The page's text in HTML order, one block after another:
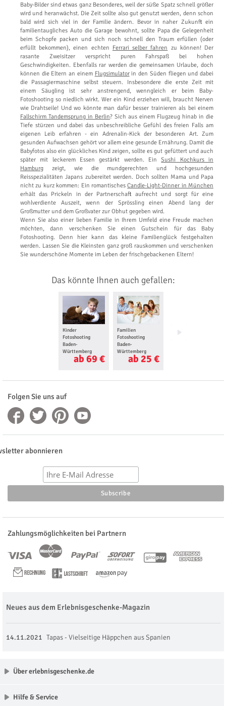
Baby-Bilder sind etwas ganz Besonderes, weil der süße Spatz schnell größer
wird und heranwächst. Die Zeit sollte also gut genutzt werden, denn schon
bald wird sich viel in der Familie ändern. Bevor in naher Zukunft ein
familientaugliches Auto die Garage bewohnt, sollte Papa die Gelegenheit
beim Schopfe packen und sich noch schnell den Traum erfüllen (oder
erfüllt bekommen), einen echten Ferrari selber fahren zu können! Der
rasante Zweisitzer verspricht puren Fahrspaß bei hohen
Geschwindigkeiten. Ebenfalls rar werden die gemeinsamen Urlaube, doch
können die Eltern an einem Flugsimulatorin den Süden fliegen und dabei
die Passagiermaschine selbst steuern. Insbesondere die erste Zeit mit
einem Säugling ist sehr anstrengend, wenngleich er beim Baby-
Fotoshooting so niedlich wirkt. Wer ein Kind erziehen will, braucht Nerven
wie Drahtseile! Und wo könnte man dafür besser trainieren als bei einem
Fallschirm Tandemsprung in Berlin? Sich aus einem Flugzeug hinab in die
Tiefe stürzen und dabei das unbeschreibliche Gefühl des freien Falls am
eigenen Leib erfahren - ein Adrenalin-Kick der besonderen Art. Zum
gesunden Aufwachsen gehört vor allem eine gesunde Ernährung. Damit die
Babyfotos also ein glückliches Kind zeigen, sollte es gut gefüttert und auch
später mit leckerem Essen gestärkt werden. EinSushi Kochkurs in
Hamburg zeigt, wie die mundgerechten und hochgesunden
Reisspezialitäten Japans zubereitet werden. Doch sollten Mama und Papa
nicht zu kurz kommen: Ein romantischesCandle-Light-Dinner in München
erhält das Prickeln in der Partnerschaft aufrecht und sorgt für eine
wohlverdiente Auszeit, wenn der Sprössling einen Abend lang der
Großmutter und dem Großvater zur Obhut gegeben wird.
Wenn Sie also einer lieben Familie in Ihrem Umfeld eine Freude machen
möchten, dann verschenken Sie einen Gutschein für das Baby
Fotoshooting. Denn hier kann das kleine Familienglück festgehalten
werden. Lassen Sie die Kleinsten ganz groß rauskommen und verschenken
Sie wunderschöne Momente im Leben der frischgebackenen Eltern!
Das könnte Ihnen auch gefallen:
Kinder
Fotoshooting
Baden-
Württemberg
ab 69 €
Familien
Fotoshooting
Baden-
Württemberg
ab 25 €
Babybauch
Folgen Sie uns auf
abonnieren
Zahlungsmöglichkeiten bei Partnern
Neues aus dem Erlebnisgeschenke-Magazin
14.11.2021 Tapas - Vielseitige Häppchen aus Spanien
Über erlebnisgeschenke.de
Hilfe & Service